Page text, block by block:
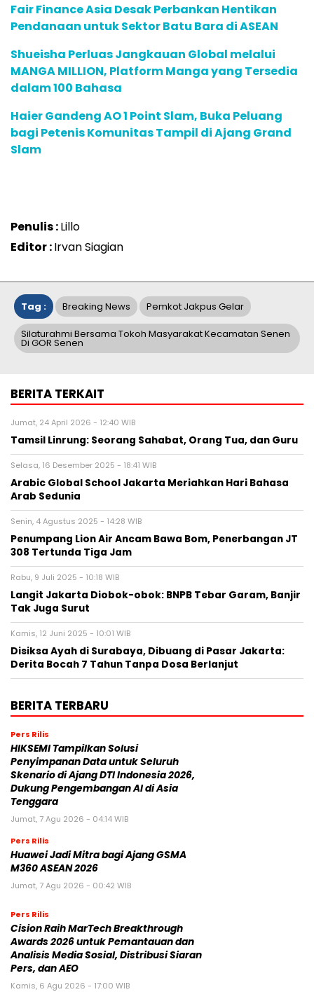
Fair Finance Asia Desak Perbankan Hentikan
Pendanaan untuk Sektor Batu Bara di ASEAN
Shueisha Perluas Jangkauan Global melalui
MANGA MILLION, Platform Manga yang Tersedia
dalam 100 Bahasa
Haier Gandeng AO 1 Point Slam, Buka Peluang
bagi Petenis Komunitas Tampil di Ajang Grand
Slam
Penulis :Lillo
Editor :Irvan Siagian
Tag : Breaking News Pemkot Jakpus Gelar
Silaturahmi Bersama Tokoh Masyarakat Kecamatan Senen
Di GOR Senen
BERITA TERKAIT
Jumat, 24 April 2026 - 12:40 WIB
Tamsil Linrung: Seorang Sahabat, Orang Tua, dan Guru
Selasa, 16 Desember 2025 - 18:41 WIB
Arabic Global School Jakarta Meriahkan Hari Bahasa
Arab Sedunia
Senin, 4 Agustus 2025 - 14:28 WIB
Penumpang Lion Air Ancam Bawa Bom, Penerbangan JT
308 Tertunda Tiga Jam
Rabu, 9 Juli 2025 - 10:18 WIB
Langit Jakarta Diobok-obok: BNPB Tebar Garam, Banjir
Tak Juga Surut
Kamis, 12 Juni 2025 - 10:01 WIB
Disiksa Ayah di Surabaya, Dibuang di Pasar Jakarta:
Derita Bocah 7 Tahun Tanpa Dosa Berlanjut
BERITA TERBARU
Pers Rilis
HIKSEMI Tampilkan Solusi
Penyimpanan Data untuk Seluruh
Skenario di Ajang DTI Indonesia 2026,
Dukung Pengembangan AI di Asia
Tenggara
Jumat, 7 Agu 2026 - 04:14 WIB
Pers Rilis
Huawei Jadi Mitra bagi Ajang GSMA
M360 ASEAN 2026
Jumat, 7 Agu 2026 - 00:42 WIB
Pers Rilis
Cision Raih MarTech Breakthrough
Awards 2026 untuk Pemantauan dan
Analisis Media Sosial, Distribusi Siaran
Pers, dan AEO
Kamis, 6 Agu 2026 - 17:00 WIB